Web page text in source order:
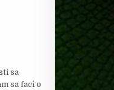
sa
sa faci o